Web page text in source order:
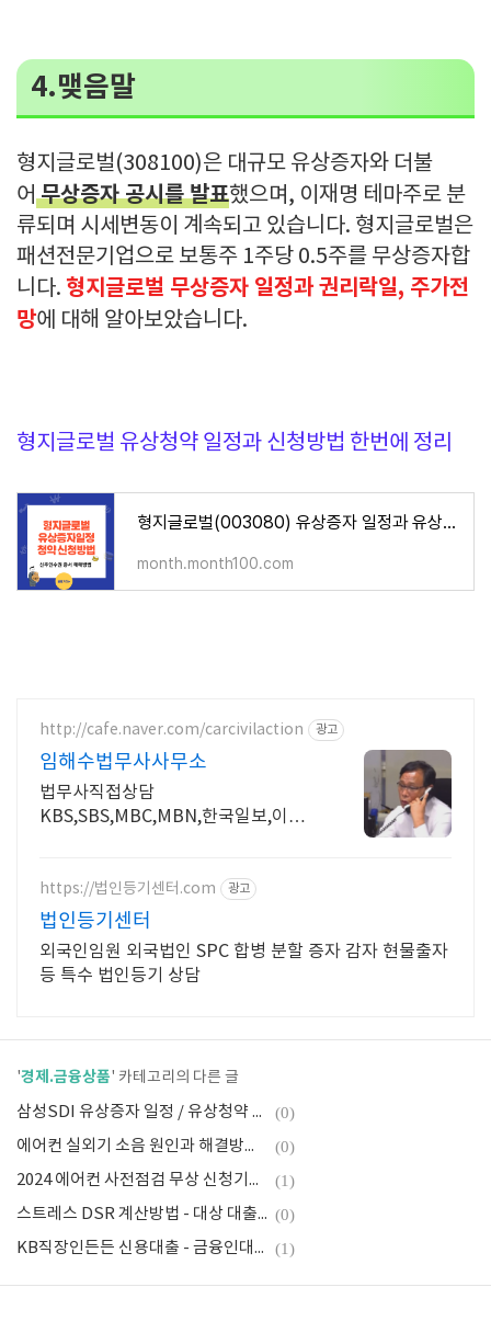
4.맺음말
형지글로벌(308100)은 대규모 유상증자와 더불
어 무상증자 공시를 발표했으며, 이재명 테마주로 분
류되며 시세변동이 계속되고 있습니다. 형지글로벌은
패션전문기업으로 보통주 1주당 0.5주를 무상증자합
니다. 형지글로벌 무상증자 일정과 권리락일, 주가전
망에 대해 알아보았습니다.
형지글로벌 유상청약 일정과 신청방법 한번에 정리
형지글로벌(003080) 유상증자 일정과 유상청약 신청방법, 신주인수권, 주가 전망
month.month100.com
http://cafe.naver.com/carcivilaction 광고
임해수법무사사무소
법무사직접상담
KBS,SBS,MBC,MBN,한국일보,이코
https://법인등기센터.com 광고
법인등기센터
외국인임원 외국법인 SPC 합병 분할 증자 감자 현물출자
등 특수 법인등기 상담
'경제.금융상품' 카테고리의 다른 글
삼성SDI 유상증자 일정 / 유상청약 신청방법 / 신주인수권 매매 방법 / 유의사항 / 주가 (0)
에어컨 실외기 소음 원인과 해결방법 4가지 - 에러코드별 원인 (0)
2024 에어컨 사전점검 무상 신청기간과 방법 - 삼성, LG, 위니아, 캐리어 (1)
스트레스 DSR 계산방법 - 대상 대출과 한도(미적용사례 포함) (0)
KB직장인든든 신용대출 - 금융인대상 우대금리 0.9% (1)